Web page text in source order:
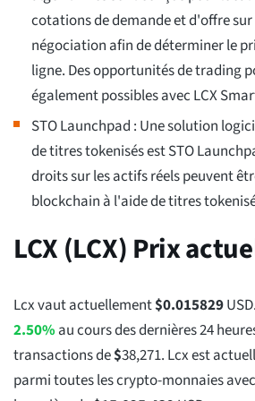
cotations de demande et d'offre
négociation afin de déterminer le
ligne. Des opportunités de trading
également possibles avec LCX
STO Launchpad : Une solution
de titres tokenisés est STO
droits sur les actifs réels peuvent
blockchain à l'aide de titres
LCX (LCX) Prix
Lcx vaut actuellement$0.015829
2.50%au cours des dernières 24
transactions de$38,271. Lcx est
parmi toutes les crypto-monnaies